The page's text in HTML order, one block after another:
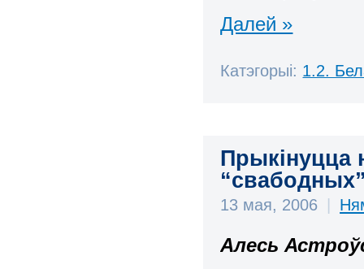
Далей »
Катэгорыі: 1.2.
Прыкінуцца
13 мая, 2006
Алесь